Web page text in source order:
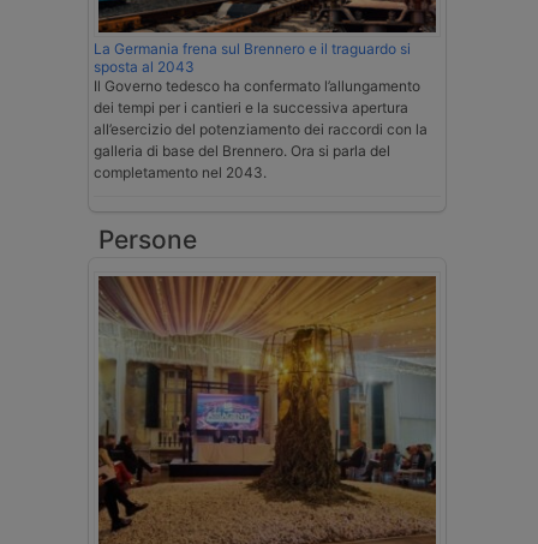
La Germania frena sul Brennero e il traguardo si
sposta al 2043
Il Governo tedesco ha confermato l’allungamento
dei tempi per i cantieri e la successiva apertura
all’esercizio del potenziamento dei raccordi con la
galleria di base del Brennero. Ora si parla del
completamento nel 2043.
Persone